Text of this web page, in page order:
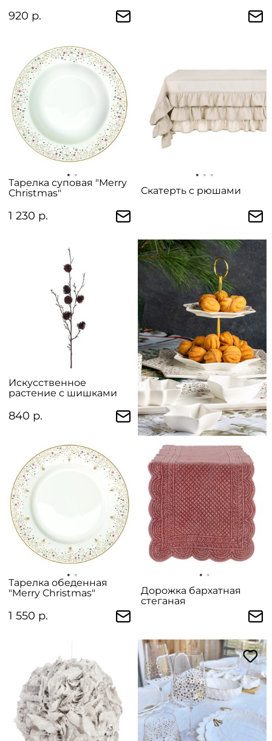
920 р.
Тарелка суповая "Merry
Christmas"
1 230 р.
Скатерть с рюшами
Искусственное
растение с шишками
840 р.
Тарелка обеденная
"Merry Christmas"
1 550 р.
Дорожка бархатная
стеганая